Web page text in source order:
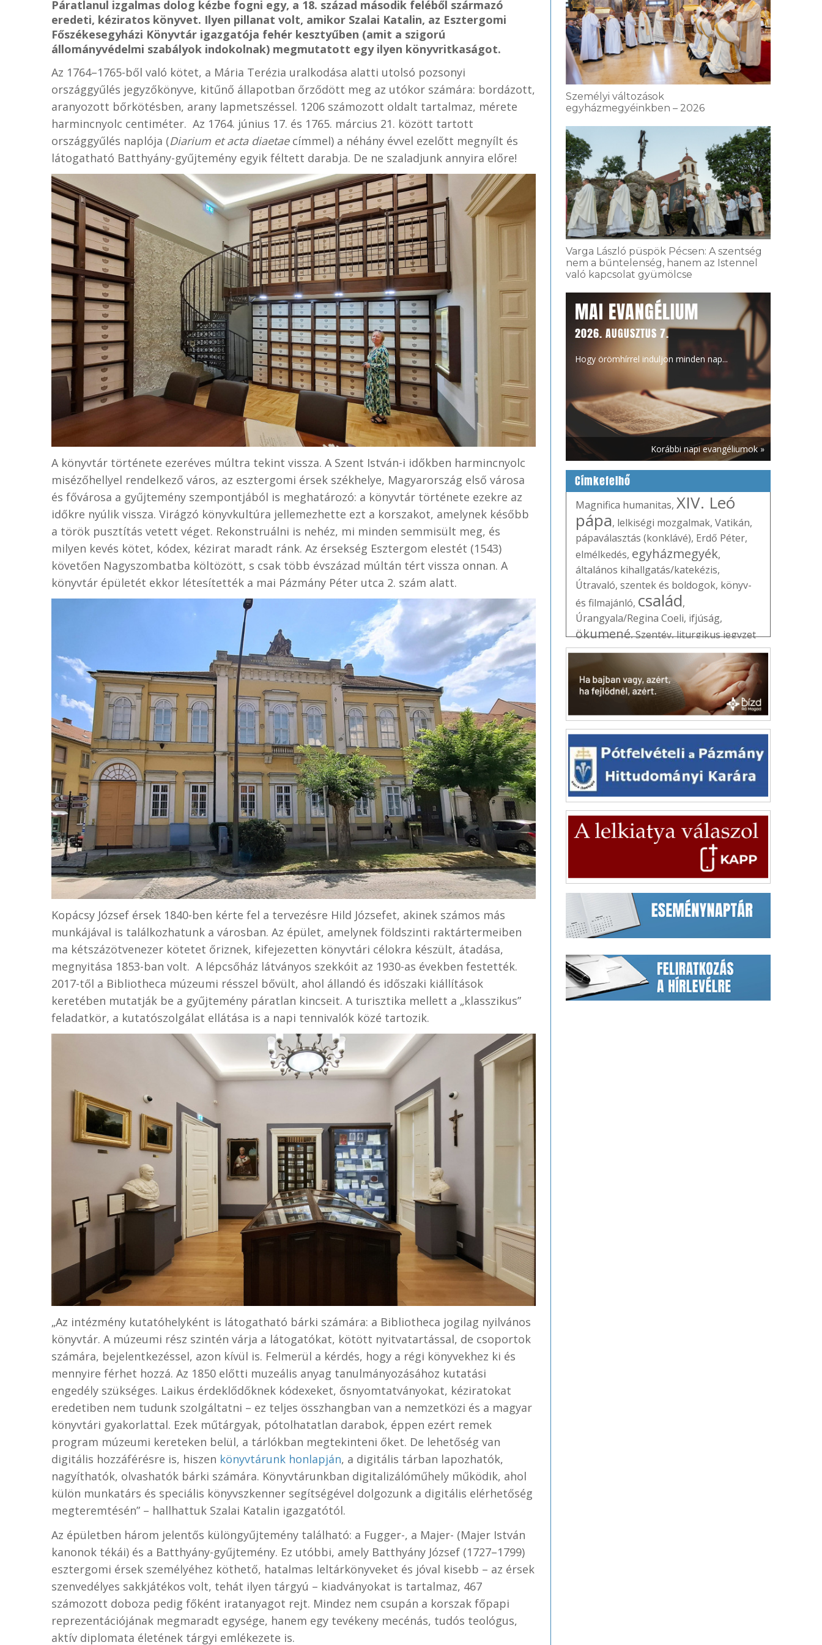
Páratlanul izgalmas dolog kézbe fogni egy, a 18. század második feléből származó
eredeti, kéziratos könyvet. Ilyen pillanat volt, amikor Szalai Katalin, az Esztergomi
Főszékesegyházi Könyvtár igazgatója fehér kesztyűben (amit a szigorú
állományvédelmi szabályok indokolnak) megmutatott egy ilyen könyvritkaságot.
Az 1764–1765-ből való kötet, a Mária Terézia uralkodása alatti utolsó pozsonyi
országgyűlés jegyzőkönyve, kitűnő állapotban őrződött meg az utókor számára: bordázott,
aranyozott bőrkötésben, arany lapmetszéssel. 1206 számozott oldalt tartalmaz, mérete
harmincnyolc centiméter. Az 1764. június 17. és 1765. március 21. között tartott
országgyűlés naplója (Diarium et acta diaetae címmel) a néhány évvel ezelőtt megnyílt és
látogatható Batthyány-gyűjtemény egyik féltett darabja. De ne szaladjunk annyira előre!
A könyvtár története ezeréves múltra tekint vissza. A Szent István-i időkben harmincnyolc
misézőhellyel rendelkező város, az esztergomi érsek székhelye, Magyarország első városa
és fővárosa a gyűjtemény szempontjából is meghatározó: a könyvtár története ezekre az
időkre nyúlik vissza. Virágzó könyvkultúra jellemezhette ezt a korszakot, amelynek később
a török pusztítás vetett véget. Rekonstruálni is nehéz, mi minden semmisült meg, és
milyen kevés kötet, kódex, kézirat maradt ránk. Az érsekség Esztergom elestét (1543)
követően Nagyszombatba költözött, s csak több évszázad múltán tért vissza onnan. A
könyvtár épületét ekkor létesítették a mai Pázmány Péter utca 2. szám alatt.
Kopácsy József érsek 1840-ben kérte fel a tervezésre Hild Józsefet, akinek számos más
munkájával is találkozhatunk a városban. Az épület, amelynek földszinti raktártermeiben
ma kétszázötvenezer kötetet őriznek, kifejezetten könyvtári célokra készült, átadása,
megnyitása 1853-ban volt. A lépcsőház látványos szekkóit az 1930-as években festették.
2017-től a Bibliotheca múzeumi résszel bővült, ahol állandó és időszaki kiállítások
keretében mutatják be a gyűjtemény páratlan kincseit. A turisztika mellett a „klasszikus”
feladatkör, a kutatószolgálat ellátása is a napi tennivalók közé tartozik.
„Az intézmény kutatóhelyként is látogatható bárki számára: a Bibliotheca jogilag nyilvános
könyvtár. A múzeumi rész szintén várja a látogatókat, kötött nyitvatartással, de csoportok
számára, bejelentkezéssel, azon kívül is. Felmerül a kérdés, hogy a régi könyvekhez ki és
mennyire férhet hozzá. Az 1850 előtti muzeális anyag tanulmányozásához kutatási
engedély szükséges. Laikus érdeklődőknek kódexeket, ősnyomtatványokat, kéziratokat
eredetiben nem tudunk szolgáltatni – ez teljes összhangban van a nemzetközi és a magyar
könyvtári gyakorlattal. Ezek műtárgyak, pótolhatatlan darabok, éppen ezért remek
program múzeumi kereteken belül, a tárlókban megtekinteni őket. De lehetőség van
digitális hozzáférésre is, hiszen könyvtárunk honlapján, a digitális tárban lapozhatók,
nagyíthatók, olvashatók bárki számára. Könyvtárunkban digitalizálóműhely működik, ahol
külön munkatárs és speciális könyvszkenner segítségével dolgozunk a digitális elérhetőség
megteremtésén” – hallhattuk Szalai Katalin igazgatótól.
Az épületben három jelentős különgyűjtemény található: a Fugger-, a Majer- (Majer István
kanonok tékái) és a Batthyány-gyűjtemény. Ez utóbbi, amely Batthyány József (1727–1799)
esztergomi érsek személyéhez köthető, hatalmas leltárkönyveket és jóval kisebb – az érsek
szenvedélyes sakkjátékos volt, tehát ilyen tárgyú – kiadványokat is tartalmaz, 467
számozott doboza pedig főként iratanyagot rejt. Mindez nem csupán a korszak főpapi
reprezentációjának megmaradt egysége, hanem egy tevékeny mecénás, tudós teológus,
aktív diplomata életének tárgyi emlékezete is.
Személyi változások
egyházmegyéinkben – 2026
Varga László püspök Pécsen: A szentség
nem a bűntelenség, hanem az Istennel
való kapcsolat gyümölcse
MAI EVANGÉLIUM
2026. AUGUSZTUS 7.
Hogy örömhírrel induljon minden nap...
Korábbi napi evangéliumok »
Címkefelhő
Magnifica humanitas, XIV. Leó
pápa, lelkiségi mozgalmak, Vatikán,
pápaválasztás (konklávé), Erdő Péter,
elmélkedés, egyházmegyék,
általános kihallgatás/katekézis,
Útravaló, szentek és boldogok, könyv-
és filmajánló, család,
Úrangyala/Regina Coeli, ifjúság,
ökumené,Szentév,liturgikus jegyzet